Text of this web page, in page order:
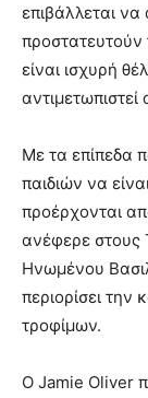
επιβάλλεται να
προστατευτούν
είναι ισχυρή
Με τα επίπεδα
παιδιών να
προέρχονται
ανέφερε στους
Ηνωμένου
περιορίσει
τροφίμων.
Ο Jamie Oliver